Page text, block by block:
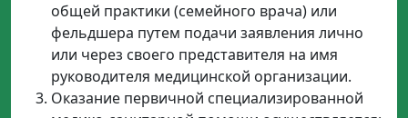
общей практики (семейного врача) или
фельдшера путем подачи заявления лично
или через своего представителя на имя
руководителя медицинской организации.
Оказание первичной специализированной